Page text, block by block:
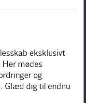
eksklusivt
mødes
og
Glæd dig til endnu